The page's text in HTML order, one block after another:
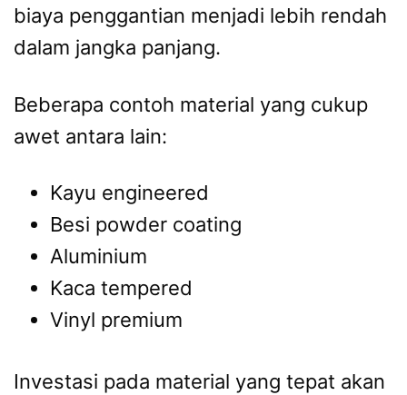
biaya penggantian menjadi lebih rendah
dalam jangka panjang.
Beberapa contoh material yang cukup
awet antara lain:
Kayu engineered
Besi powder coating
Aluminium
Kaca tempered
Vinyl premium
Investasi pada material yang tepat akan